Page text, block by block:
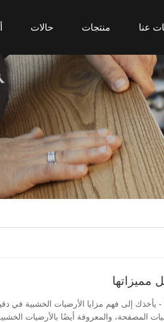
عنا منتجات حالات
مميزاتها
المصفحة، والمعروفة أيضًا بالأرضيات